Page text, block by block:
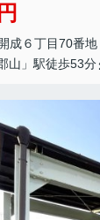
開成６丁目70番地
山」駅徒歩53分